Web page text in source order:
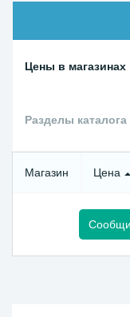
Цены в магазинах
Разделы каталога
Магазин Цена